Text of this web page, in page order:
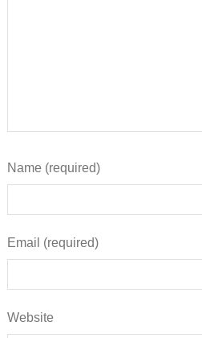
Name (required)
Email (required)
Website